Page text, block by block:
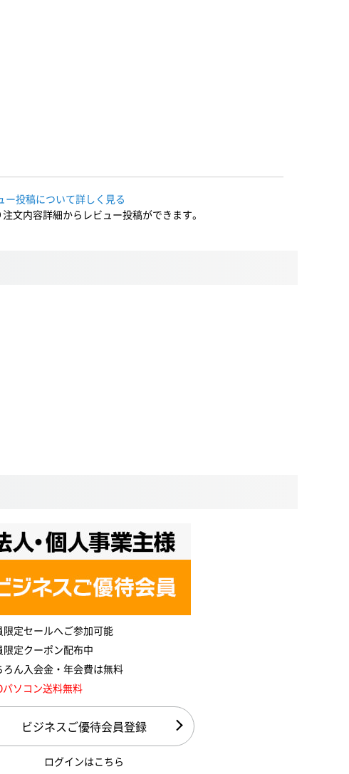
ー投稿について詳しく見る
文内容詳細からレビュー投稿ができます。
限定セールへご参加可能
限定クーポン配布中
ろん入会金・年会費は無料
パソコン送料無料
ビジネスご優待会員登録
ログインはこちら